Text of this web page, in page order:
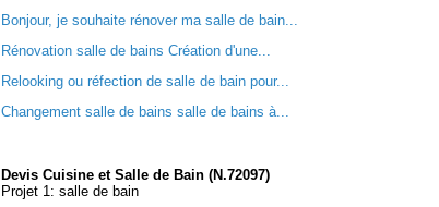
Bonjour, je souhaite rénover ma salle de bain...
Rénovation salle de bains Création d'une...
Relooking ou réfection de salle de bain pour...
Changement salle de bains salle de bains à...
Devis Cuisine et Salle de Bain (N.72097)
Projet 1: salle de bain